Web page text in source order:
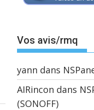
Vos avis/rmq
yann dans
AIRincon dans
(SONOFF)